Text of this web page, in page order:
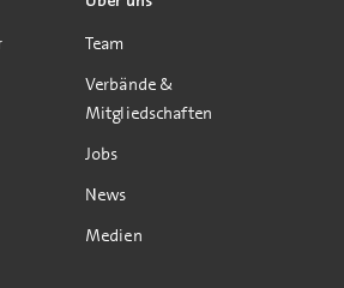
Team
Verbände &
Mitgliedschaften
Jobs
News
Medien